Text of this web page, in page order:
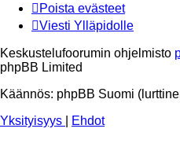
Poista evästeet
Viesti Ylläpidolle
Keskustelufoorumin ohjelmisto
phpBB Limited
Käännös: phpBB Suomi
Yksityisyys
Ehdot